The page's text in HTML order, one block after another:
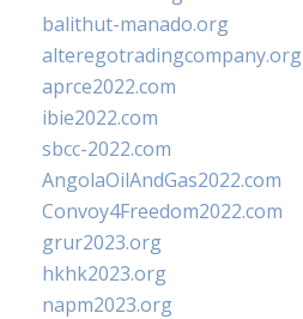
balithut-manado.org
alteregotradingcompany.org
aprce2022.com
ibie2022.com
sbcc-2022.com
AngolaOilAndGas2022.com
Convoy4Freedom2022.com
grur2023.org
hkhk2023.org
napm2023.org